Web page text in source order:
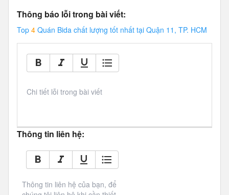
Thông báo lỗi trong bài viết:
Top 4 Quán Bida chất lượng tốt nhất tại Quận 11, TP. HCM
Chi tiết lỗi trong bài viết
Thông tin liên hệ:
Thông tin liên hệ của bạn, để